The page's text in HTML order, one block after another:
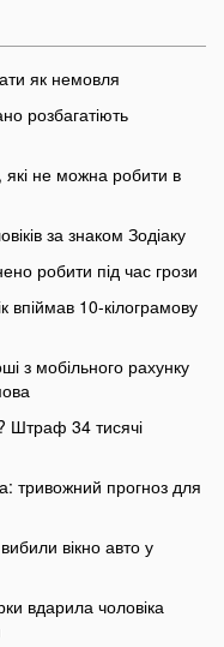
як немовля
розбагатіють
не можна робити в
за знаком Зодіаку
робити під час грози
впіймав 10-кілограмову
з мобільного рахунку
Штраф 34 тисячі
тривожний прогноз для
вікно авто у
вдарила чоловіка